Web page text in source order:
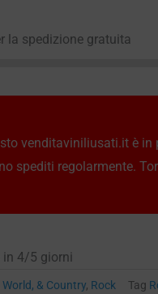
la spedizione gratuita
venditaviniliusati.it è in
spediti regolarmente.
in 4/5 giorni
World, & Country, Rock Tag